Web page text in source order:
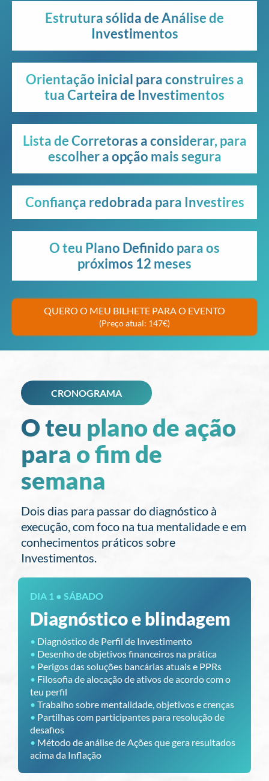
Estrutura sólida de Análise de
Investimentos
Orientação inicial para construires a
tua Carteira de Investimentos
Lista de Corretoras a considerar, para
escolher a opção mais segura
Confiança redobrada para Investires
O teu Plano Definido para os
próximos 12 meses
QUERO O MEU BILHETE PARA O EVENTO
(Preço atual: 147€)
CRONOGRAMA
O teu plano de ação
para o fim de
semana
Dois dias para passar do diagnóstico à
execução, com foco na tua mentalidade e em
conhecimentos práticos sobre
Investimentos.
DIA 1 ● SÁBADO
Diagnóstico e blindagem
• Diagnóstico de Perfil de Investimento
• Desenho de objetivos financeiros na prática
• Perigos das soluções bancárias atuais e PPRs
• Filosofia de alocação de ativos de acordo com o
teu perfil
• Trabalho sobre mentalidade, objetivos e crenças
• Partilhas com participantes para resolução de
desafios
• Método de análise de Ações que gera resultados
acima da Inflação